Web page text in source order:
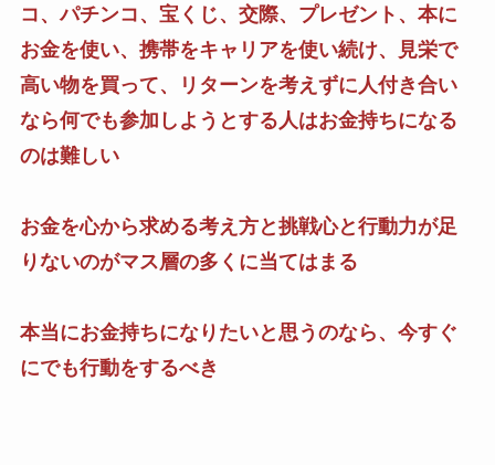
コ、パチンコ、宝くじ、交際、プレゼント、本に
お金を使い、携帯をキャリアを使い続け、見栄で
高い物を買って、リターンを考えずに人付き合い
なら何でも参加しようとする人はお金持ちになる
のは難しい
お金を心から求める考え方と挑戦心と行動力が足
りないのがマス層の多くに当てはまる
本当にお金持ちになりたいと思うのなら、今すぐ
にでも行動をするべき